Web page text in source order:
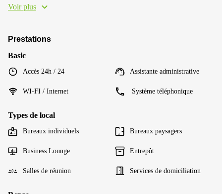
Voir plus
Prestations
Basic
Accès 24h / 24 Assistante administrative
WI-FI / Internet Système téléphonique
Types de local
Bureaux individuels Bureaux paysagers
Business Lounge Entrepôt
Salles de réunion Services de domiciliation